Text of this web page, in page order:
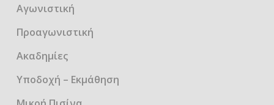
Αγωνιστική
Προαγωνιστική
Ακαδημίες
Υποδοχή – Εκμάθηση